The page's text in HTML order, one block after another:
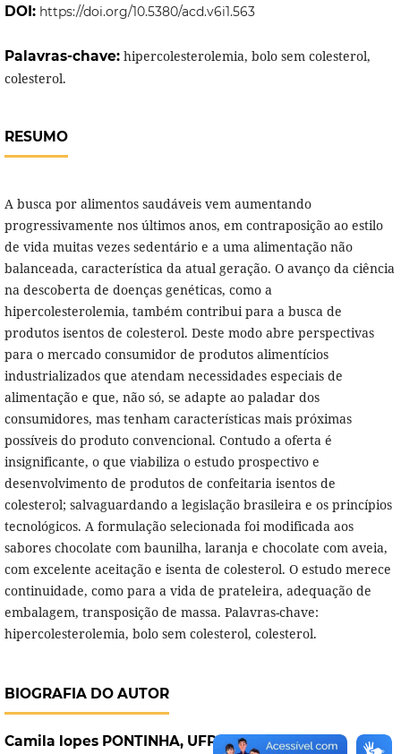
DOI: https://doi.org/10.5380/acd.v6i1.563
Palavras-chave: hipercolesterolemia, bolo sem colesterol,
colesterol.
RESUMO
A busca por alimentos saudáveis vem aumentando
progressivamente nos últimos anos, em contraposição ao estilo
de vida muitas vezes sedentário e a uma alimentação não
balanceada, característica da atual geração. O avanço da ciência
na descoberta de doenças genéticas, como a
hipercolesterolemia, também contribui para a busca de
produtos isentos de colesterol. Deste modo abre perspectivas
para o mercado consumidor de produtos alimentícios
industrializados que atendam necessidades especiais de
alimentação e que, não só, se adapte ao paladar dos
consumidores, mas tenham características mais próximas
possíveis do produto convencional. Contudo a oferta é
insignificante, o que viabiliza o estudo prospectivo e
desenvolvimento de produtos de confeitaria isentos de
colesterol; salvaguardando a legislação brasileira e os princípios
tecnológicos. A formulação selecionada foi modificada aos
sabores chocolate com baunilha, laranja e chocolate com aveia,
com excelente aceitação e isenta de colesterol. O estudo merece
continuidade, como para a vida de prateleira, adequação de
embalagem, transposição de massa. Palavras-chave:
hipercolesterolemia, bolo sem colesterol, colesterol.
BIOGRAFIA DO AUTOR
Camila lopes PONTINHA, UFPR